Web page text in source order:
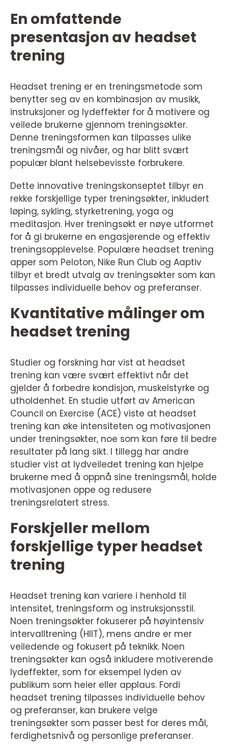
En omfattende
presentasjon av headset
trening
Headset trening er en treningsmetode som
benytter seg av en kombinasjon av musikk,
instruksjoner og lydeffekter for å motivere og
veilede brukerne gjennom treningsøkter.
Denne treningsformen kan tilpasses ulike
treningsmål og nivåer, og har blitt svært
populær blant helsebevisste forbrukere.
Dette innovative treningskonseptet tilbyr en
rekke forskjellige typer treningsøkter, inkludert
løping, sykling, styrketrening, yoga og
meditasjon. Hver treningsøkt er nøye utformet
for å gi brukerne en engasjerende og effektiv
treningsopplevelse. Populære headset trening
apper som Peloton, Nike Run Club og Aaptiv
tilbyr et bredt utvalg av treningsøkter som kan
tilpasses individuelle behov og preferanser.
Kvantitative målinger om
headset trening
Studier og forskning har vist at headset
trening kan være svært effektivt når det
gjelder å forbedre kondisjon, muskelstyrke og
utholdenhet. En studie utført av American
Council on Exercise (ACE) viste at headset
trening kan øke intensiteten og motivasjonen
under treningsøkter, noe som kan føre til bedre
resultater på lang sikt. I tillegg har andre
studier vist at lydveiledet trening kan hjelpe
brukerne med å oppnå sine treningsmål, holde
motivasjonen oppe og redusere
treningsrelatert stress.
Forskjeller mellom
forskjellige typer headset
trening
Headset trening kan variere i henhold til
intensitet, treningsform og instruksjonsstil.
Noen treningsøkter fokuserer på høyintensiv
intervalltrening (HIIT), mens andre er mer
veiledende og fokusert på teknikk. Noen
treningsøkter kan også inkludere motiverende
lydeffekter, som for eksempel lyden av
publikum som heier eller applaus. Fordi
headset trening tilpasses individuelle behov
og preferanser, kan brukere velge
treningsøkter som passer best for deres mål,
ferdighetsnivå og personlige preferanser.